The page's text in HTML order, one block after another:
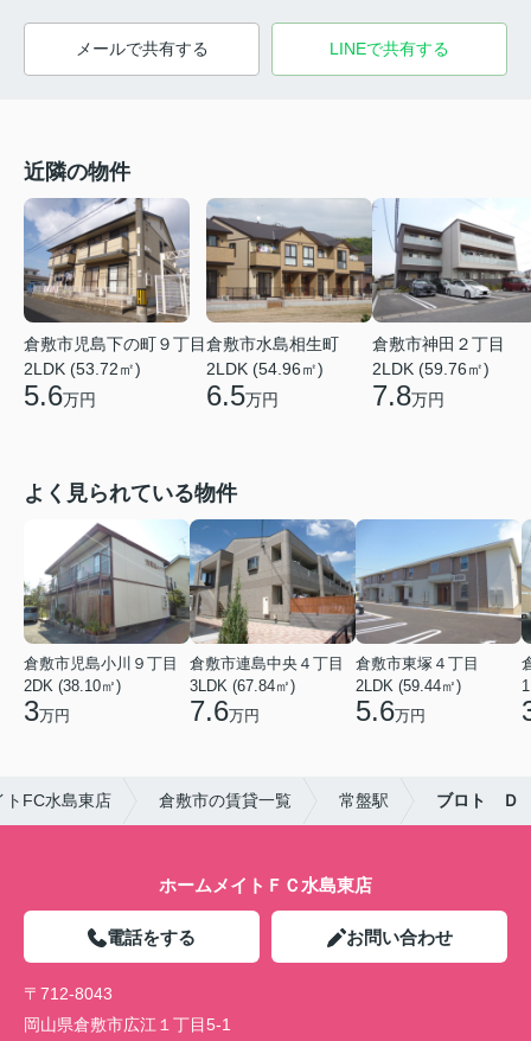
メールで共有する LINEで共有する
近隣の物件
倉敷市児島下の町９丁目
2LDK (53.72㎡)
5.6万円
倉敷市水島相生町
2LDK (54.96㎡)
6.5万円
倉敷市神田２丁目
2LDK (59.76㎡)
7.8万円
よく見られている物件
倉敷市児島小川９丁目
2DK (38.10㎡)
3万円
倉敷市連島中央４丁目
3LDK (67.84㎡)
7.6万円
倉敷市東塚４丁目
2LDK (59.44㎡)
5.6万円
トFC水島東店 倉敷市の賃貸一覧 常盤駅 ブロト Ｄ
ホームメイトＦＣ水島東店
電話をする お問い合わせ
〒712-8043
岡山県倉敷市広江１丁目5-1